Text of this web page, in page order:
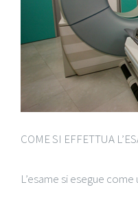
COME SI EFFETTUA
L’esame si esegue